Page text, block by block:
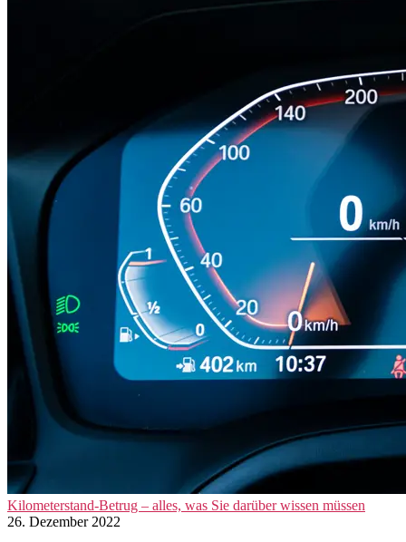
Kilometerstand-Betrug – alles, was Sie darüber wissen müssen
26. Dezember 2022